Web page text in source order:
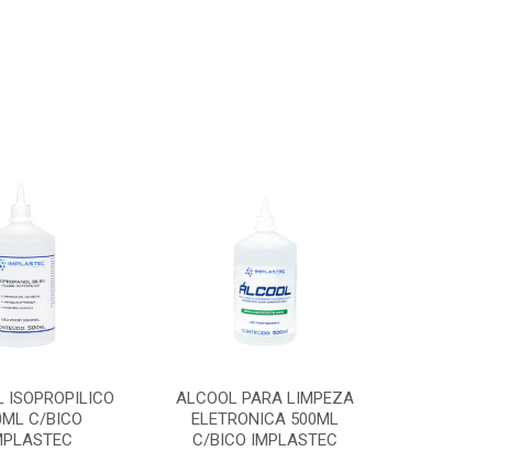
ISOPROPILICO
C/BICO
ALCOOL PARA LIMPEZA
ELETRONICA 500ML
C/BICO IMPLASTEC